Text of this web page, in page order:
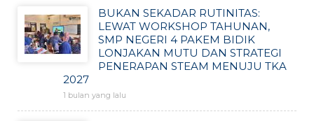
BUKAN SEKADAR RUTINITAS:
LEWAT WORKSHOP TAHUNAN,
SMP NEGERI 4 PAKEM BIDIK
LONJAKAN MUTU DAN STRATEGI
PENERAPAN STEAM MENUJU TKA
2027
1 bulan yang lalu